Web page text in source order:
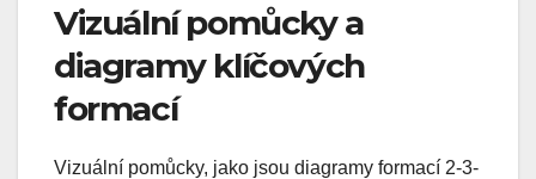
Vizuální pomůcky a
diagramy klíčových
formací
Vizuální pomůcky, jako jsou diagramy formací 2-3-